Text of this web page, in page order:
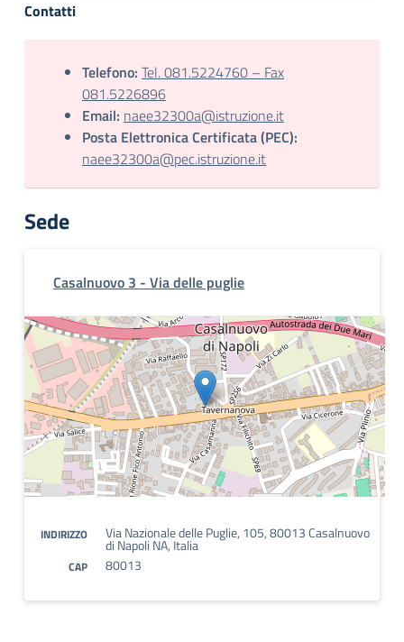
Contatti
Telefono: Tel. 081.5224760 – Fax
081.5226896
Email: naee32300a@istruzione.it
Posta Elettronica Certificata (PEC):
naee32300a@pec.istruzione.it
Sede
Casalnuovo 3 - Via delle puglie
INDIRIZZO Via Nazionale delle Puglie, 105, 80013 Casalnuovo
di Napoli NA, Italia
CAP 80013